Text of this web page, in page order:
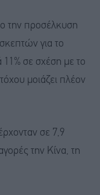
την προσέλκυση
για το
11% σε σχέση με το
μοιάζει πλέον
σε 7,9
την Κίνα, τη